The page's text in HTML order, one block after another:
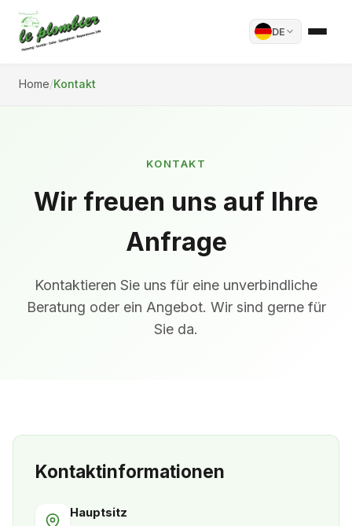
DE
Home/Kontakt
KONTAKT
Wir freuen uns auf Ihre
Anfrage
Kontaktieren Sie uns für eine unverbindliche
Beratung oder ein Angebot. Wir sind gerne für
Sie da.
Kontaktinformationen
Hauptsitz